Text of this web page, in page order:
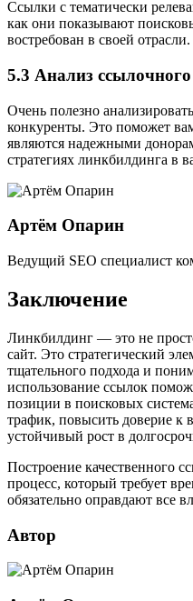
Ссылки с тематически
как они показывают
востребован в своей отрасли.
5.3 Анализ
Очень полезно
конкуренты. Это поможет
являются надежными
стратегиях линкбилдинга в
Артём Опарин
Ведущий SEO специалист
Заключение
Линкбилдинг — это не
сайт. Это стратегический
тщательного подхода и
использование ссылок
позиции в поисковых
трафик, повысить доверие к
устойчивый рост в
Построение качественного
процесс, который требует
обязательно оправдают все
Автор